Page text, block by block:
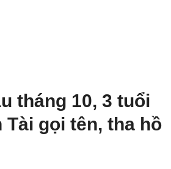
tháng 10, 3 tuổi
gọi tên, tha hồ